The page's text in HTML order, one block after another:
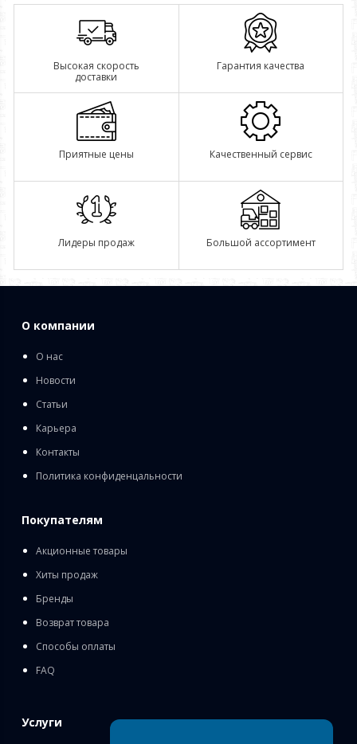
Высокая скорость
доставки
Гарантия качества
Приятные цены Качественный сервис
Лидеры продаж Большой ассортимент
О компании
О нас
Новости
Статьи
Карьера
Контакты
Политика конфиденцальности
Покупателям
Акционные товары
Хиты продаж
Бренды
Возврат товара
Способы оплаты
FAQ
Услуги